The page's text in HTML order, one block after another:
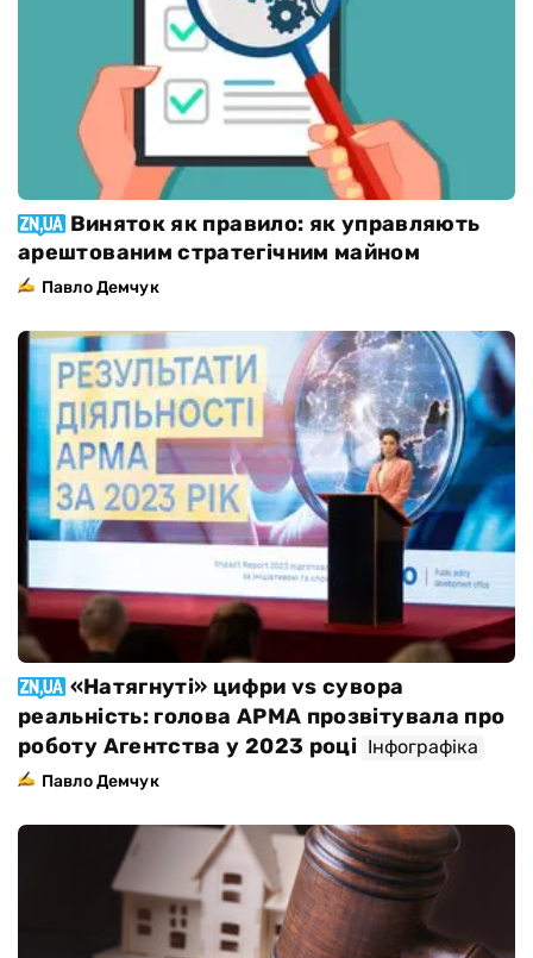
Виняток як правило: як управляють
арештованим стратегічним майном
Павло Демчук
«Натягнуті» цифри vs сувора
реальність: голова АРМА прозвітувала про
роботу Агентства у 2023 році Інфографіка
Павло Демчук